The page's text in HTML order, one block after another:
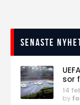
Senaste
sor
14
by